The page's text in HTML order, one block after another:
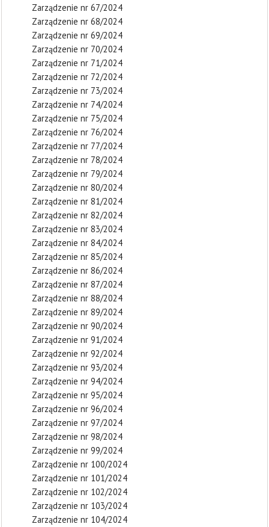
Zarządzenie nr 67/2024
Zarządzenie nr 68/2024
Zarządzenie nr 69/2024
Zarządzenie nr 70/2024
Zarządzenie nr 71/2024
Zarządzenie nr 72/2024
Zarządzenie nr 73/2024
Zarządzenie nr 74/2024
Zarządzenie nr 75/2024
Zarządzenie nr 76/2024
Zarządzenie nr 77/2024
Zarządzenie nr 78/2024
Zarządzenie nr 79/2024
Zarządzenie nr 80/2024
Zarządzenie nr 81/2024
Zarządzenie nr 82/2024
Zarządzenie nr 83/2024
Zarządzenie nr 84/2024
Zarządzenie nr 85/2024
Zarządzenie nr 86/2024
Zarządzenie nr 87/2024
Zarządzenie nr 88/2024
Zarządzenie nr 89/2024
Zarządzenie nr 90/2024
Zarządzenie nr 91/2024
Zarządzenie nr 92/2024
Zarządzenie nr 93/2024
Zarządzenie nr 94/2024
Zarządzenie nr 95/2024
Zarządzenie nr 96/2024
Zarządzenie nr 97/2024
Zarządzenie nr 98/2024
Zarządzenie nr 99/2024
Zarządzenie nr 100/2024
Zarządzenie nr 101/2024
Zarządzenie nr 102/2024
Zarządzenie nr 103/2024
Zarządzenie nr 104/2024